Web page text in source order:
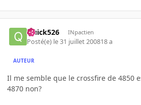
Quick526 INpactien
Posté(e) le 31 juillet 200818 a
AUTEUR
Il me semble que le crossfire de 4850
4870 non?